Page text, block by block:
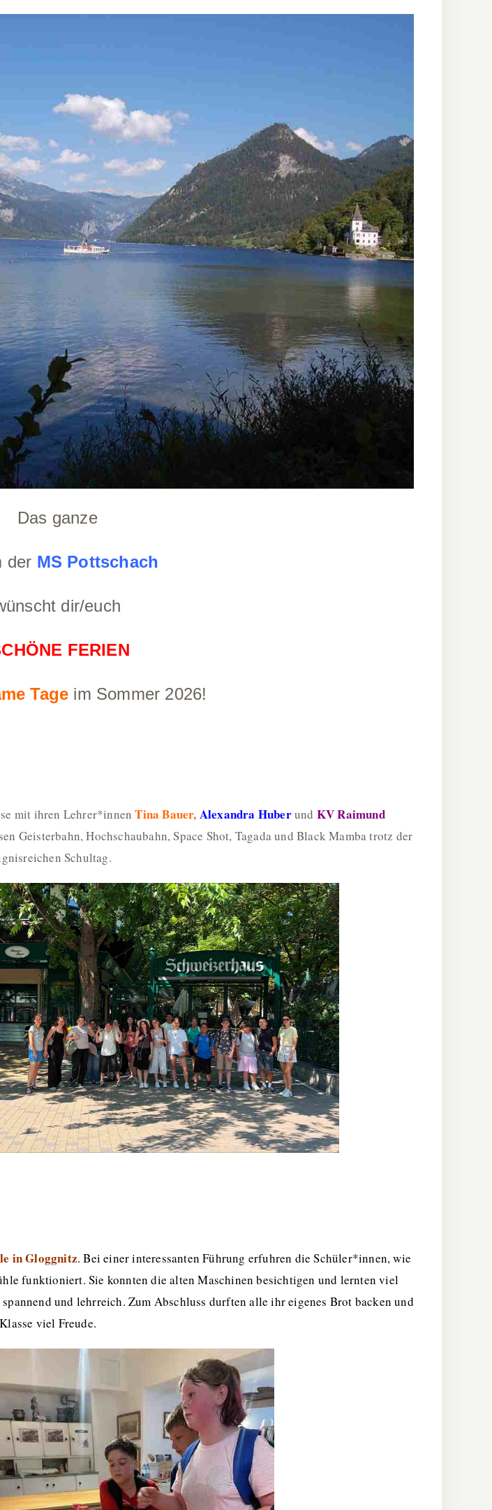
Das ganze
der MS Pottschach
dir/euch
FERIEN
Tage im Sommer 2026!
mit ihren Lehrer*innenTina Bauer, Alexandra Huberund KV Raimund
Geisterbahn, Hochschaubahn, Space Shot, Tagada und Black Mamba trotz der
Schultag.
in Gloggnitz. Bei einer interessanten Führung erfuhren die Schüler*innen, wie
funktioniert. Sie konnten die alten Maschinen besichtigen und lernten viel
und lehrreich. Zum Abschluss durften alle ihr eigenes Brot backen und
viel Freude.